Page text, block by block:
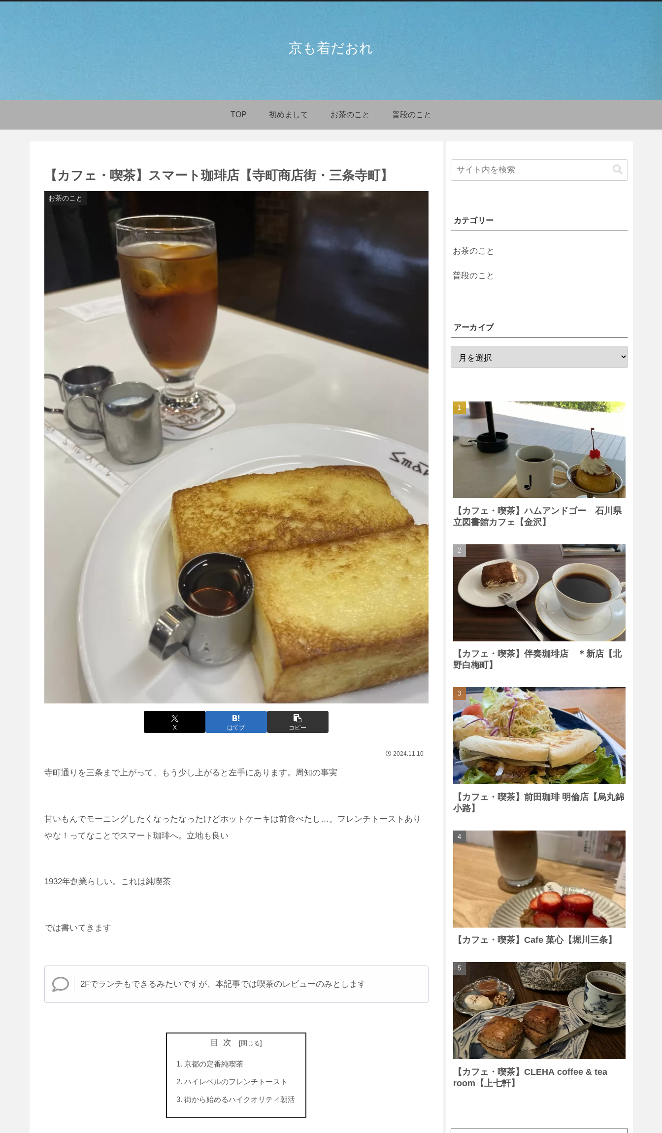
京も着だおれ
TOP 初めまして お茶のこと 普段のこと
【カフェ・喫茶】スマート珈琲店【寺町商店街・三条寺町】
お茶のこと
X はてブ コピー
2024.11.10
寺町通りを三条まで上がって、もう少し上がると左手にあります。周知の事実
甘いもんでモーニングしたくなったなったけどホットケーキは前食べたし…。フレンチトーストあり
やな！ってなことでスマート珈琲へ。立地も良い
1932年創業らしい。これは純喫茶
では書いてきます
2Fでランチもできるみたいですが、本記事では喫茶のレビューのみとします
目次
京都の定番純喫茶
ハイレベルのフレンチトースト
街から始めるハイクオリティ朝活
カテゴリー
お茶のこと
普段のこと
アーカイブ
【カフェ・喫茶】ハムアンドゴー 石川県
立図書館カフェ【金沢】
【カフェ・喫茶】伴奏珈琲店 ＊新店【北
野白梅町】
【カフェ・喫茶】前田珈琲 明倫店【烏丸錦
小路】
【カフェ・喫茶】Cafe 菓心【堀川三条】
【カフェ・喫茶】CLEHA coffee & tea
room【上七軒】